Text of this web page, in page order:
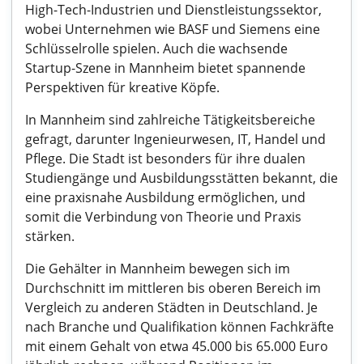
High-Tech-Industrien und Dienstleistungssektor,
wobei Unternehmen wie BASF und Siemens eine
Schlüsselrolle spielen. Auch die wachsende
Startup-Szene in Mannheim bietet spannende
Perspektiven für kreative Köpfe.
In Mannheim sind zahlreiche Tätigkeitsbereiche
gefragt, darunter Ingenieurwesen, IT, Handel und
Pflege. Die Stadt ist besonders für ihre dualen
Studiengänge und Ausbildungsstätten bekannt, die
eine praxisnahe Ausbildung ermöglichen, und
somit die Verbindung von Theorie und Praxis
stärken.
Die Gehälter in Mannheim bewegen sich im
Durchschnitt im mittleren bis oberen Bereich im
Vergleich zu anderen Städten in Deutschland. Je
nach Branche und Qualifikation können Fachkräfte
mit einem Gehalt von etwa 45.000 bis 65.000 Euro